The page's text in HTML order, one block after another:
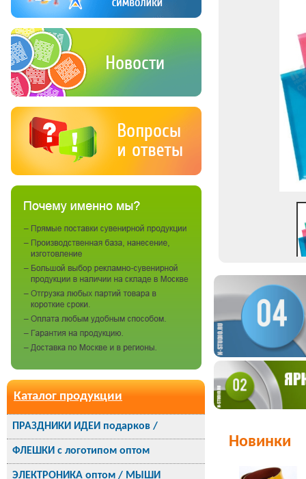
Каталог продукции
ПРАЗДНИКИ ИДЕИ подарков /
ФЛЕШКИ с логотипом оптом
ЭЛЕКТРОНИКА оптом / МЫШИ
Новинки